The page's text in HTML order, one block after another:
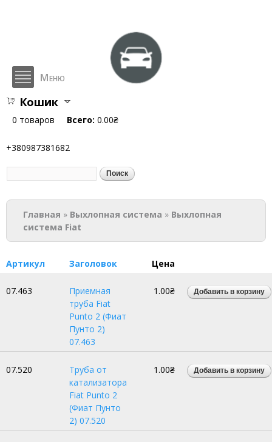
содержанию
hlop.com.ua
Меню
Кошик
0 товаров Всего: 0.00₴
+380987381682
Форма поиска
Вы здесь
Главная » Выхлопная система » Выхлопная
система Fiat
Артикул Заголовок Цена
07.463
Приемная
труба Fiat
Punto 2 (Фиат
Пунто 2)
07.463
1.00₴
07.520
Труба от
катализатора
Fiat Punto 2
(Фиат Пунто
2) 07.520
1.00₴